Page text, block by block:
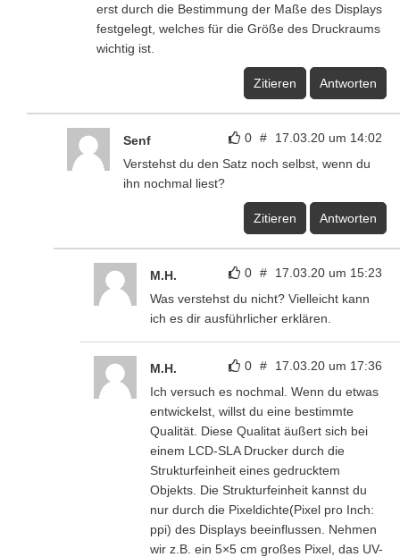
erst durch die Bestimmung der Maße des Displays
festgelegt, welches für die Größe des Druckraums
wichtig ist.
Zitieren Antworten
0 # 17.03.20 um 14:02
Senf
Verstehst du den Satz noch selbst, wenn du
ihn nochmal liest?
Zitieren Antworten
0 # 17.03.20 um 15:23
M.H.
Was verstehst du nicht? Vielleicht kann
ich es dir ausführlicher erklären.
0 # 17.03.20 um 17:36
M.H.
Ich versuch es nochmal. Wenn du etwas
entwickelst, willst du eine bestimmte
Qualität. Diese Qualitat äußert sich bei
einem LCD-SLA Drucker durch die
Strukturfeinheit eines gedrucktem
Objekts. Die Strukturfeinheit kannst du
nur durch die Pixeldichte(Pixel pro Inch:
ppi) des Displays beeinflussen. Nehmen
wir z.B. ein 5×5 cm großes Pixel, das UV-